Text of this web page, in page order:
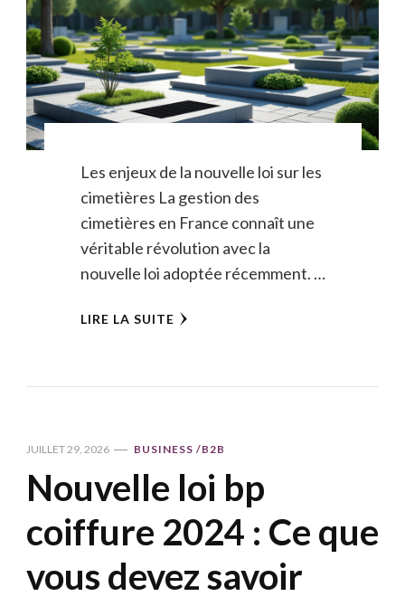
Les enjeux de la nouvelle loi sur les
cimetières La gestion des
cimetières en France connaît une
véritable révolution avec la
nouvelle loi adoptée récemment. …
LIRE LA SUITE
JUILLET 29, 2026 BUSINESS /B2B
Nouvelle loi bp
coiffure 2024 : Ce que
vous devez savoir